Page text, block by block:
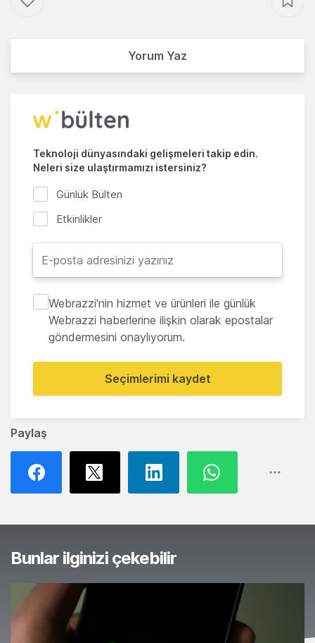
Paylaş
Yorum Yaz
Teknoloji dünyasındaki gelişmeleri takip edin.
Neleri size ulaştırmamızı istersiniz?
Günlük Bülten
Etkinlikler
Webrazzi'nin hizmet ve ürünleri ile günlük
Webrazzi haberlerine ilişkin olarak epostalar
göndermesini onaylıyorum.
Seçimlerimi kaydet
Bunlar ilginizi çekebilir